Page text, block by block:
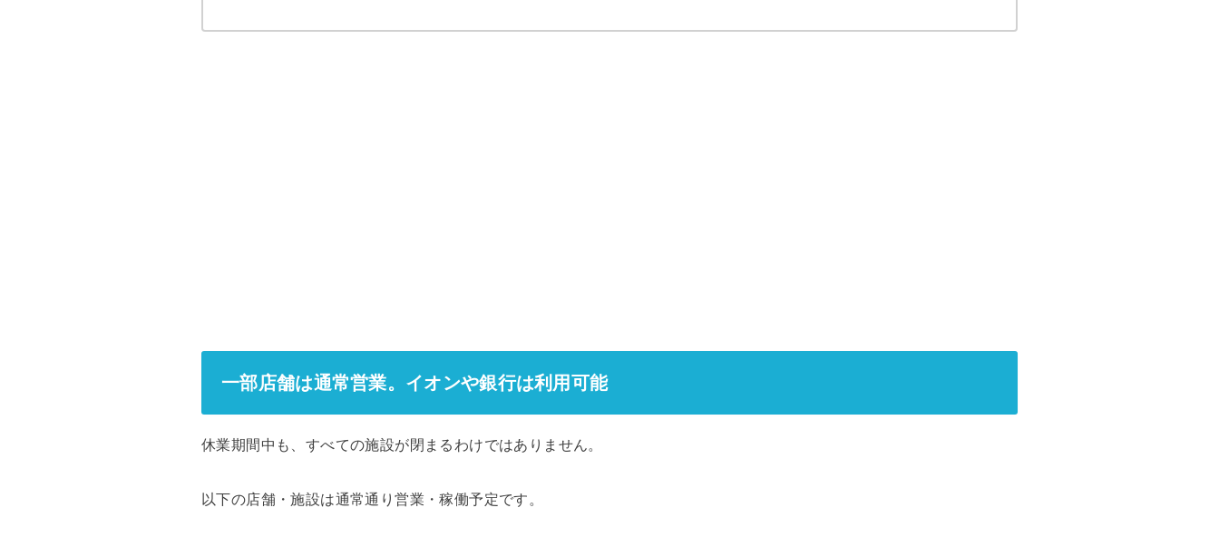
一部店舗は通常営業。イオンや銀行は利用可能
休業期間中も、すべての施設が閉まるわけではありません。
以下の店舗・施設は通常通り営業・稼働予定です。